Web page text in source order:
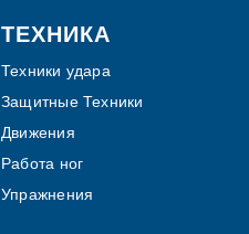
ТЕХНИКА
Техники удара
Защитные Техники
Движения
Работа ног
Упражнения